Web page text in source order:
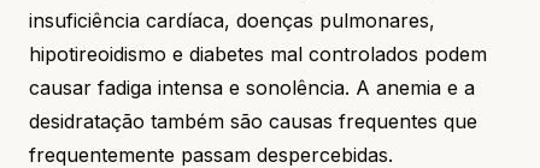
insuficiência cardíaca, doenças pulmonares,
hipotireoidismo e diabetes mal controlados podem
causar fadiga intensa e sonolência. A anemia e a
desidratação também são causas frequentes que
frequentemente passam despercebidas.